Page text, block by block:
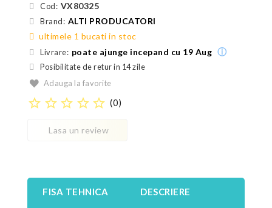
Cod: VX80325
Brand: ALTI PRODUCATORI
ultimele 1 bucati in stoc
Livrare: poate ajunge incepand cu 19 Aug ⓘ
Posibilitate de retur in 14 zile
Adauga la favorite
star_border star_border star_border star_border star_border (0)
Lasa un review
FISA TEHNICA DESCRIERE